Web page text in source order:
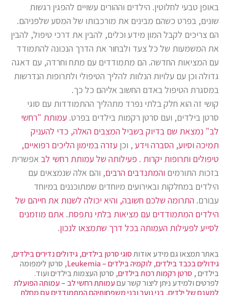
באופן טבעי לחלוטין. הילדים וההורים עשויים להפגין רגשות
שונים, בפרט כשהם מבינים את מורכבותו של המסע שלפניהם.
הם צריכים לקבל המון מידע וכלים, להבין את דרכי טיפול, להבין
את המשמעות של כל צעד ולבחור את הדרך הנכונה להתמודד
עם המציאות החדשה. הם מתמודדים עם מתח וחרדה, עם דאגה
גדולה וכן עם עלויות הנלוות להליך הטיפולי ולתרופות הנדרשות
במסגרת הטיפול באדם החשוב אליהם כל כך.
קושי זה הוא חלק בלתי נפרד מתהליך ההתמודדות עם סוגי
סרטן בילדים, ועם סרטן רקמות בילדים בפרט. עמותת "רחשי
לב" נמצאת שם בדיוק בשביל המצבים האלה, כדי להעניק
תמיכה וסיוע, הסברה וידע , וכן עזרה במימון הליכים רפואיים,
טיפולים ותרופות יקרות . פעילותה של עמותת רחשי לב אפשרית
בזכות התורמים והמתנדבים הרבים, והם אלה שנמצאים עם
הילדים במחלקות ובאירועים מיוחדים שמתוכננים במיוחד
עבורם. התרומה שלכם חשובה, והיא יכולה לשנות את חייהם של
הילדים המתמודדים עם מציאות בלתי נתפסת. אתם מוזמנים
לסייע לפעילות העמותה בכל דרך שתמצאו לנכון.
באתר תמצאו גם מידע אודותסוגי סרטן בילדים, גידולים נדירים בילדים,
גידולים בכבד בילדים, לוקמיה בילדים – Leukemia
, סרטן לימפומה
בילדים , סרטן רקמות רכות בילדים, סרטן העצמות בילדים ועוד.
לפרטים ולמידע ניתן ליצור קשר עםעמותת רחשי לב – עמותה הפועלת
למענם של ילדים, בני נוער ובני משפחותיהם המתמודדים עם מחלת